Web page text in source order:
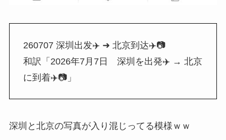
260707 深圳出发✈️ ➜ 北京到达✈️📷
和訳「2026年7月7日 深圳を出発✈️ → 北京
に到着✈️📷」
深圳と北京の写真が入り混じってる模様ｗｗ